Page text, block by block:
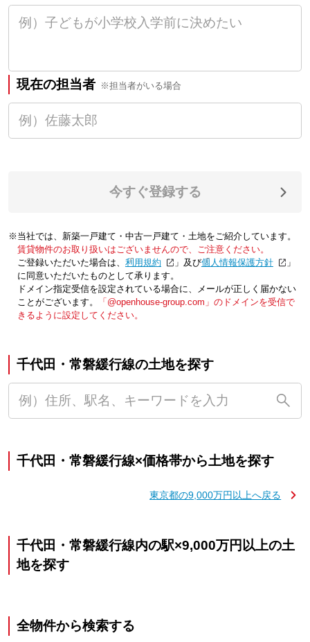
現在の担当者 ※担当者がいる場合
今すぐ登録する
※当社では、新築一戸建て・中古一戸建て・土地をご紹介しています。
賃貸物件のお取り扱いはございませんので、ご注意ください。
ご登録いただいた場合は、「利用規約 」及び「個人情報保護方針
」
に同意いただいたものとして承ります。
ドメイン指定受信を設定されている場合に、メールが正しく届かない
ことがございます。
「@openhouse-group.com」のドメインを受信で
きるように設定してください。
千代田・常磐緩行線の土地を探す
千代田・常磐緩行線×価格帯から土地を探す
東京都の9,000万円以上へ戻る
千代田・常磐緩行線内の駅×9,000万円以上の土
地を探す
全物件から検索する